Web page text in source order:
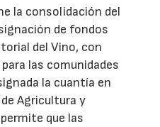
la consolidación del
de fondos
del Vino, con
las comunidades
la cuantía en
Agricultura y
que las